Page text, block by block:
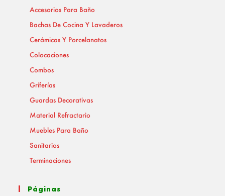
Accesorios Para Baño
Bachas De Cocina Y Lavaderos
Cerámicas Y Porcelanatos
Colocaciones
Combos
Griferías
Guardas Decorativas
Material Refractario
Muebles Para Baño
Sanitarios
Terminaciones
Páginas